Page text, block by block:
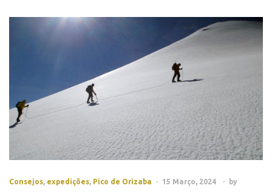
Consejos, expedições, Pico de Orizaba 15 Março, 2024 by